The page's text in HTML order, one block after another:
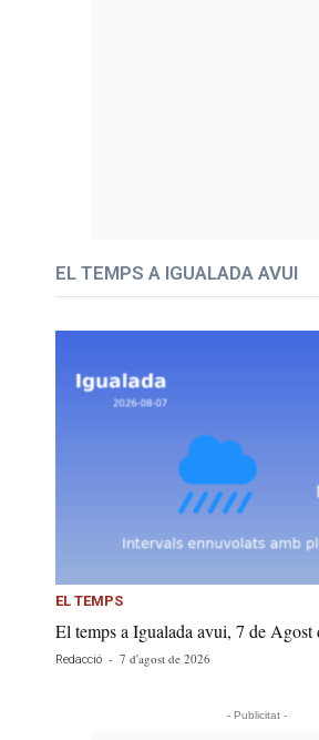
EL TEMPS A IGUALADA AVUI
EL TEMPS
El temps a Igualada avui, 7 de Agost
Redacció - 7 d'agost de 2026
- Publicitat -